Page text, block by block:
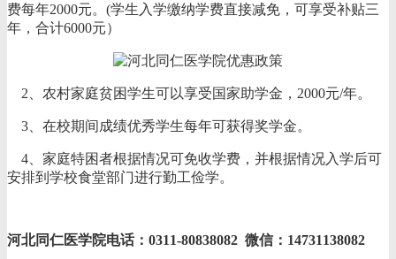
费每年2000元。(学生入学缴纳学费直接减免，可享受补贴三
年，合计6000元）
2、农村家庭贫困学生可以享受国家助学金，2000元/年。
3、在校期间成绩优秀学生每年可获得奖学金。
4、家庭特困者根据情况可免收学费，并根据情况入学后可
安排到学校食堂部门进行勤工俭学。
河北同仁医学院电话：0311-80838082 微信：14731138082